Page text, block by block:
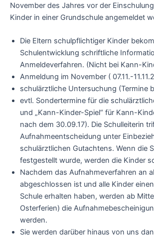
November des Jahres vor der
Kinder in einer Grundschule angemeldet
Die Eltern schulpflichtiger Kinder
Schulentwicklung schriftliche
Anmeldeverfahren. (Nicht bei Kann-
Anmeldung im November ( 07.11.-
schulärztliche Untersuchung (Termine
evtl. Sondertermine für die
und „Kann-Kinder-Spiel“ für Kann-
nach dem 30.09.17). Die Schulleiterin
Aufnahmeentscheidung unter
schulärztlichen Gutachtens. Wenn die
festgestellt wurde, werden die Kinder
Nachdem das Aufnahmeverfahren an
abgeschlossen ist und alle Kinder
Schule erhalten haben, werden ab
Osterferien) die
werden.
Sie werden darüber hinaus von uns